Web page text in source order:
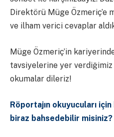
Direktörü Müge
ve ilham verici cevaplar
Müge Özmeriç’in
tavsiyelerine yer
okumalar dileriz!
Röportajın okuyucuları
biraz bahsedebilir misiniz?